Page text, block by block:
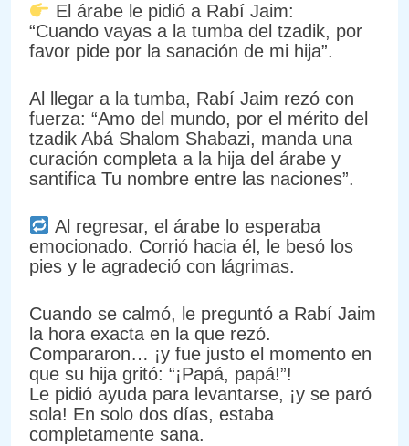
El árabe le pidió a Rabí Jaim:
“Cuando vayas a la tumba del tzadik, por
favor pide por la sanación de mi hija”.
Al llegar a la tumba, Rabí Jaim rezó con
fuerza: “Amo del mundo, por el mérito del
tzadik Abá Shalom Shabazi, manda una
curación completa a la hija del árabe y
santifica Tu nombre entre las naciones”.
Al regresar, el árabe lo esperaba
emocionado. Corrió hacia él, le besó los
pies y le agradeció con lágrimas.
Cuando se calmó, le preguntó a Rabí Jaim
la hora exacta en la que rezó.
Compararon… ¡y fue justo el momento en
que su hija gritó: “¡Papá, papá!”!
Le pidió ayuda para levantarse, ¡y se paró
sola! En solo dos días, estaba
completamente sana.